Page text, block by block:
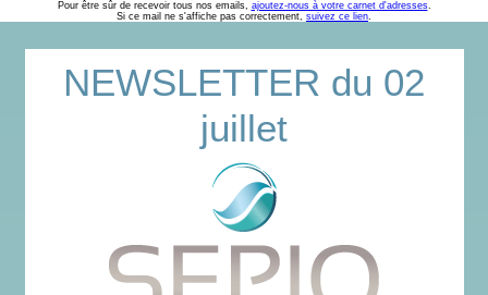
Pour être sûr de recevoir tous nos emails, ajoutez-nous à votre carnet d'adresses.
Si ce mail ne s'affiche pas correctement, suivez ce lien.
NEWSLETTER du 02
juillet